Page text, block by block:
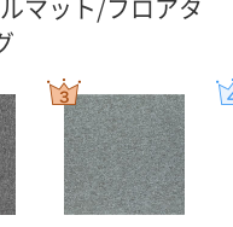
マット/フロアタ